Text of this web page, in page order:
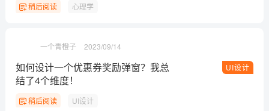
稍后阅读 心理学
一个青橙子 2023/09/14
UI设计
如何设计一个优惠券奖励弹窗？我总
结了4个维度！
稍后阅读 UI设计